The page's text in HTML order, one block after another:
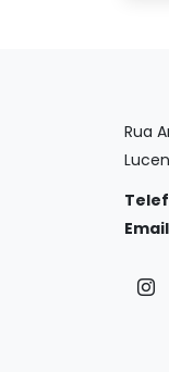
Rua